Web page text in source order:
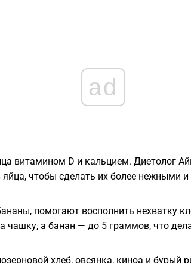
ad
витамином D и кальцием. Диетолог
яйца, чтобы сделать их более нежными
помогают восполнить нехватку
чашку, а банан — до 5 граммов, что
хлеб, овсянка, киноа и бурый